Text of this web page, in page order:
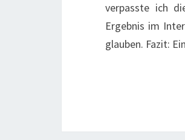
verpasste ich
Ergebnis im
glauben. Fazit: